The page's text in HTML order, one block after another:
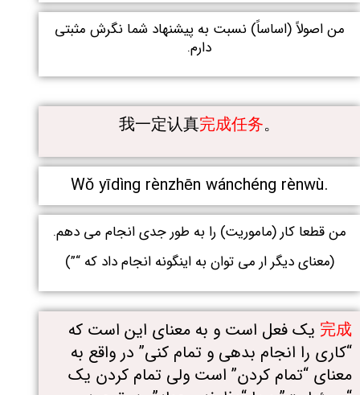
من اصولاً (اساساً) نسبت به پیشنهاد شما نگرش مثبتی
دارم.
我一定认真完成任务。
Wǒ yīdìng rènzhēn wánchéng rènwù.
من قطعا کار (ماموریت) را به طور جدی انجام می دهم.
(معنای دیگر ار می توان به اینگونه انجام داد که “”)
完成 یک فعل است و به معنای این است که
“کاری را انجام بدهی و تمام کنی” در واقع به
معنای “تمام کردن” است ولی تمام کردن یک